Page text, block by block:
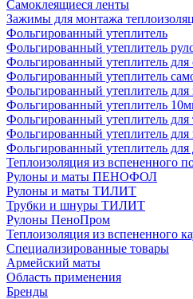
Самоклеящиеся ленты
Зажимы для монтажа
Фольгированный утеплитель
Фольгированный утеплитель
Фольгированный утеплитель для
Фольгированный утеплитель
Фольгированный утеплитель для
Фольгированный утеплитель
Фольгированный утеплитель для
Фольгированный утеплитель для
Фольгированный утеплитель для
Теплоизоляция из вспененного
Рулоны и маты ПЕНОФОЛ
Рулоны и маты ТИЛИТ
Трубки и шнуры ТИЛИТ
Рулоны ПеноПром
Теплоизоляция из вспененного
Специализированные товары
Армейский маты
Область применения
Бренды